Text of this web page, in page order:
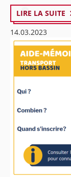
LIRE LA SUITE
14.03.2023